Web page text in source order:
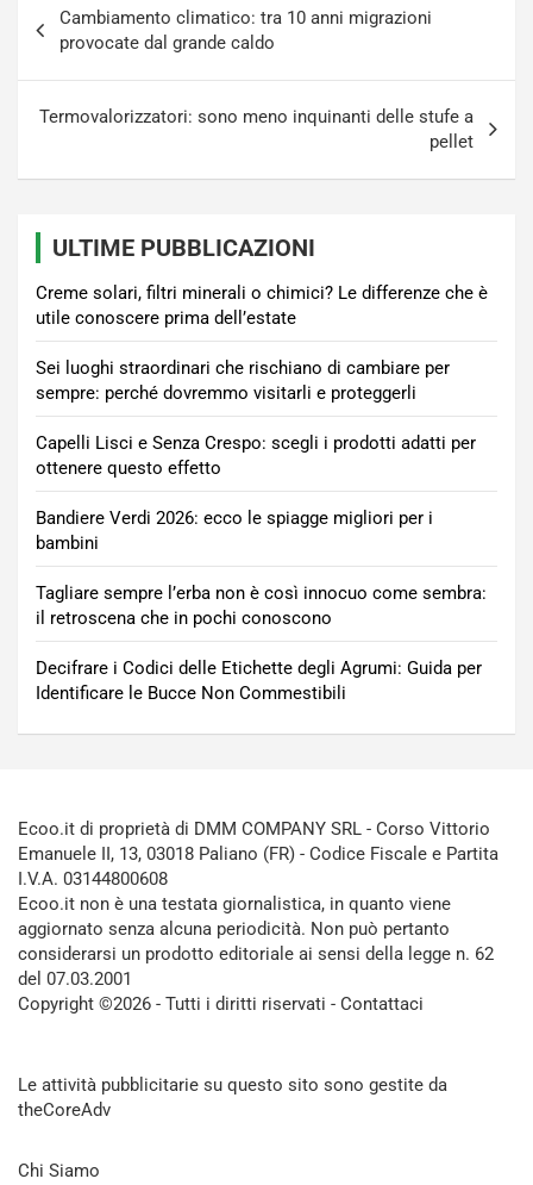
articoli
Cambiamento climatico: tra 10 anni migrazioni
provocate dal grande caldo
Termovalorizzatori: sono meno inquinanti delle stufe a
pellet
ULTIME PUBBLICAZIONI
Creme solari, filtri minerali o chimici? Le differenze che è
utile conoscere prima dell’estate
Sei luoghi straordinari che rischiano di cambiare per
sempre: perché dovremmo visitarli e proteggerli
Capelli Lisci e Senza Crespo: scegli i prodotti adatti per
ottenere questo effetto
Bandiere Verdi 2026: ecco le spiagge migliori per i
bambini
Tagliare sempre l’erba non è così innocuo come sembra:
il retroscena che in pochi conoscono
Decifrare i Codici delle Etichette degli Agrumi: Guida per
Identificare le Bucce Non Commestibili
Ecoo.it di proprietà di DMM COMPANY SRL - Corso Vittorio
Emanuele II, 13, 03018 Paliano (FR) - Codice Fiscale e Partita
I.V.A. 03144800608
Ecoo.it non è una testata giornalistica, in quanto viene
aggiornato senza alcuna periodicità. Non può pertanto
considerarsi un prodotto editoriale ai sensi della legge n. 62
del 07.03.2001
Copyright ©2026 - Tutti i diritti riservati - Contattaci
Le attività pubblicitarie su questo sito sono gestite da
theCoreAdv
Chi Siamo